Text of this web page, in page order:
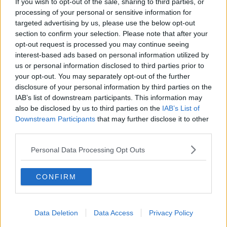
processing of your personal or sensitive information for
targeted advertising by us, please use the below opt-out
section to confirm your selection. Please note that after your
opt-out request is processed you may continue seeing
interest-based ads based on personal information utilized by
us or personal information disclosed to third parties prior to
your opt-out. You may separately opt-out of the further
disclosure of your personal information by third parties on the
IAB’s list of downstream participants. This information may
also be disclosed by us to third parties on the IAB’s List of
Downstream Participants that may further disclose it to other
Personal Data Processing Opt Outs
CONFIRM
Data Deletion Data Access Privacy Policy
​Quello che alle mamme non dicono
Adultescenza
Homo imbecillis
​4 anni di Blog
Quando il silenzio è aggressivo
​Il passato, questo conosciuto!
​Clima ballerino e sbalzi d’umore
La maternità
​L’uomo o l’orso?
Non hanno un amico a teatro​
​Tutta una questione di rispetto
​Cose che ci esauriscono
​Vespa che passione!
​Parole d’amore regalate al vento
​Essere genitori di un adolescente
​Saper pazientare
​Giornata del Fiocchetto Lilla
​Venerdì emozionalmente sostenibile
Contornati di persone che…